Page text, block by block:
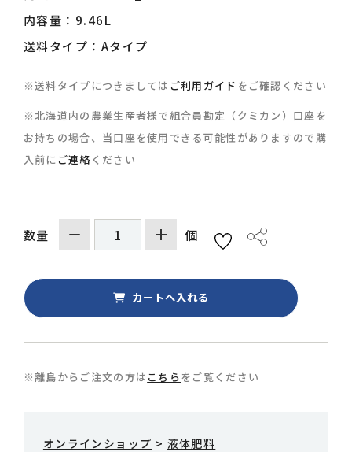
0157-36-0429
内容量：9.46L
送料タイプ：Aタイプ
※送料タイプにつきましては ご利用ガイド をご確認ください
※北海道内の農業生産者様で組合員勘定（クミカン）口座を
お持ちの場合、当口座を使用できる可能性がありますので購
入前に ご連絡ください
数量 個
※離島からご注文の方は こちらをご覧ください
オンラインショップ > 液体肥料